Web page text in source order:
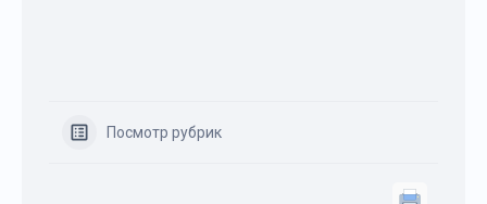
Посмотр рубрик